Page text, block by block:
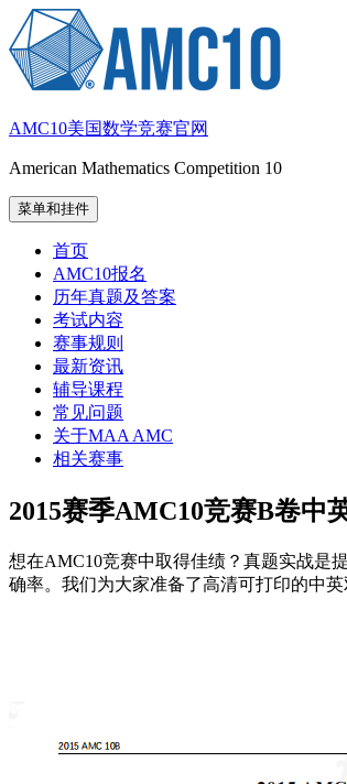
跳
至
内
AMC10美国数学竞赛官网
American Mathematics Competition 10
菜单和挂件
首页
AMC10报名
历年真题及答案
考试内容
赛事规则
最新资讯
辅导课程
常见问题
关于MAA AMC
相关赛事
2015赛季AMC10竞赛B卷中
想在AMC10竞赛中取得佳绩？真题实战是
确率。我们为大家准备了高清可打印的中